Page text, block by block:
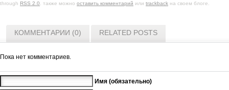
through RSS 2.0. также можно оставить комментарий или trackback на своем блоге.
КОММЕНТАРИИ (0) RELATED POSTS
Пока нет комментариев.
Имя (обязательно)